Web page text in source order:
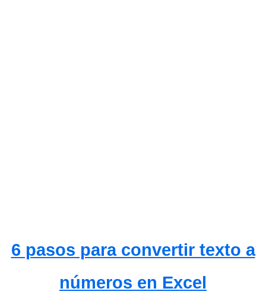
6 pasos para convertir texto a
números en Excel